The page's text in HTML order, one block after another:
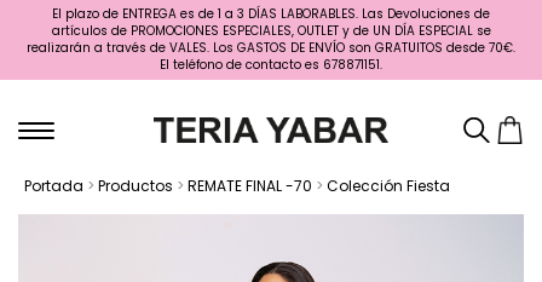
El plazo de ENTREGA es de 1 a 3 DÍAS LABORABLES. Las Devoluciones de
artículos de PROMOCIONES ESPECIALES, OUTLET y de UN DÍA ESPECIAL se
realizarán a través de VALES. Los GASTOS DE ENVÍO son GRATUITOS desde 70€.
El teléfono de contacto es 678871151.
Portada > Productos > REMATE FINAL -70 > Colección Fiesta